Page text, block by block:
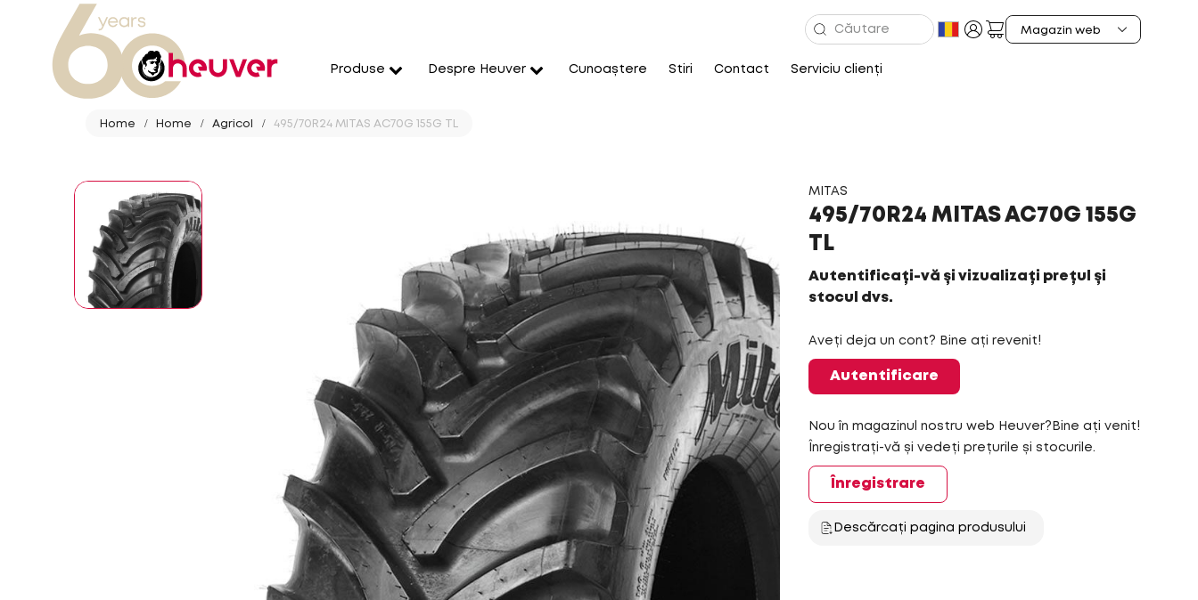
Produse Despre Heuver Cunoaștere Stiri Contact Serviciu clienți
Home Home Agricol 495/70R24 MITAS AC70G 155G TL
MITAS
495/70R24 MITAS AC70G 155G
TL
Autentificați-vă și vizualizați prețul și
stocul dvs.
Aveți deja un cont? Bine ați revenit!
Autentificare
Nou în magazinul nostru web Heuver?Bine ați venit!
Înregistrați-vă și vedeți prețurile și stocurile.
Înregistrare
Descărcați pagina produsului